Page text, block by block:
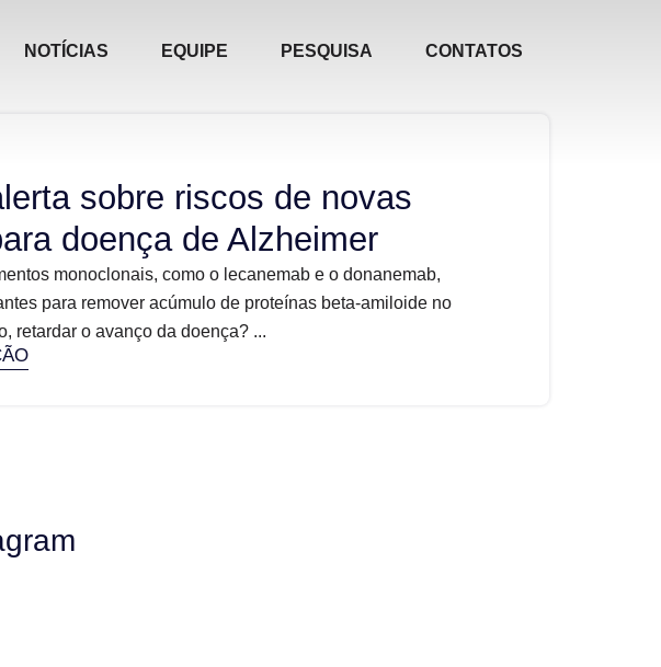
NOTÍCIAS EQUIPE PESQUISA CONTATOS
sobre riscos de novas
doença de Alzheimer
monoclonais, como o lecanemab e o donanemab,
para remover acúmulo de proteínas beta-amiloide no
retardar o avanço da doença? ...